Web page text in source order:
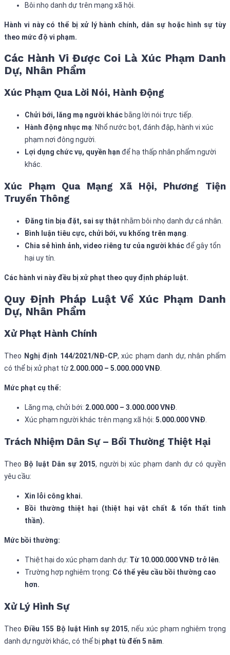
Bôi nhọ danh dự trên mạng xã hội.
Hành vi này có thể bị xử lý hành chính, dân sự hoặc hình sự tùy
theo mức độ vi phạm.
Các Hành Vi Được Coi Là Xúc Phạm Danh
Dự, Nhân Phẩm
Xúc Phạm Qua Lời Nói, Hành Động
Chửi bới, lăng mạ người khác bằng lời nói trực tiếp.
Hành động nhục mạ: Nhổ nước bọt, đánh đập, hành vi xúc
phạm nơi đông người.
Lợi dụng chức vụ, quyền hạn để hạ thấp nhân phẩm người
khác.
Xúc Phạm Qua Mạng Xã Hội, Phương Tiện
Truyền Thông
Đăng tin bịa đặt, sai sự thật nhằm bôi nhọ danh dự cá nhân.
Bình luận tiêu cực, chửi bới, vu khống trên mạng
Chia sẻ hình ảnh, video riêng tư của người khácđể gây tổn
hại uy tín.
Các hành vi này đều bị xử phạt theo quy định pháp luật.
Quy Định Pháp Luật Về Xúc Phạm Danh
Dự, Nhân Phẩm
Xử Phạt Hành Chính
Theo Nghị định 144/2021/NĐ-CP, xúc phạm danh dự, nhân phẩm
có thể bị xử phạt từ 2.000.000 – 5.000.000 VNĐ
Mức phạt cụ thể:
Lăng mạ, chửi bới: 2.000.000 – 3.000.000 VNĐ
Xúc phạm người khác trên mạng xã hội: 5.000.000 VNĐ
Trách Nhiệm Dân Sự – Bồi Thường Thiệt Hại
Theo Bộ luật Dân sự 2015, người bị xúc phạm danh dự có quyền
yêu cầu:
Xin lỗi công khai.
Bồi thường thiệt hại (thiệt hại vật chất & tổn thất tinh
thần).
Mức bồi thường:
Thiệt hại do xúc phạm danh dự: Từ 10.000.000 VNĐ trở lên
Trường hợp nghiêm trọng: Có thể yêu cầu bồi thường cao
hơn.
Xử Lý Hình Sự
Theo Điều 155 Bộ luật Hình sự 2015, nếu xúc phạm nghiêm trọng
danh dự người khác, có thể bị phạt tù đến 5 năm